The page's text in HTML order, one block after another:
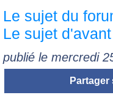
Le sujet du
Le sujet
publié le mercredi